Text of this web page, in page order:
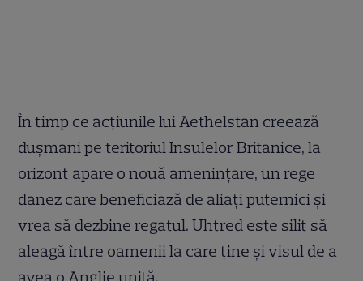
În timp ce acțiunile lui Aethelstan creează
dușmani pe teritoriul Insulelor Britanice, la
orizont apare o nouă amenințare, un rege
danez care beneficiază de aliați puternici și
vrea să dezbine regatul. Uhtred este silit să
aleagă între oamenii la care ține și visul de a
avea o Anglie unită.